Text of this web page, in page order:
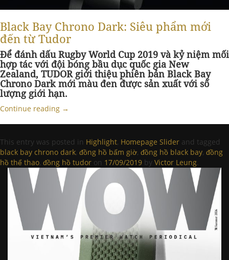
Black Bay Chrono Dark: Siêu phẩm mới
đến từ Tudor
Để đánh dấu Rugby World Cup 2019 và kỷ niệm mối
hợp tác với đội bóng bầu dục quốc gia New
Zealand, TUDOR giới thiệu phiên bản Black Bay
Chrono Dark mới màu đen được sản xuất với số
lượng giới hạn.
Continue reading →
This entry was posted in Highlight, Homepage Slider and tagged
black bay chrono dark, đồng hồ bấm giờ, đồng hồ black bay, đồng
hồ thể thao, đồng hồ tudor on 17/09/2019 by Victor Leung.